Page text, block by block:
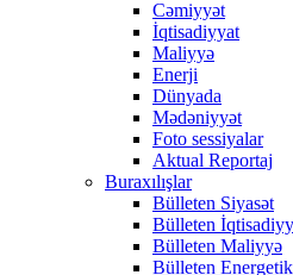
Cəmiyyət
İqtisadiyyat
Maliyyə
Enerji
Dünyada
Mədəniyyət
Foto sessiyalar
Aktual Reportaj
Buraxılışlar
Bülleten Siyasət
Bülleten
Bülleten Maliyyə
Bülleten